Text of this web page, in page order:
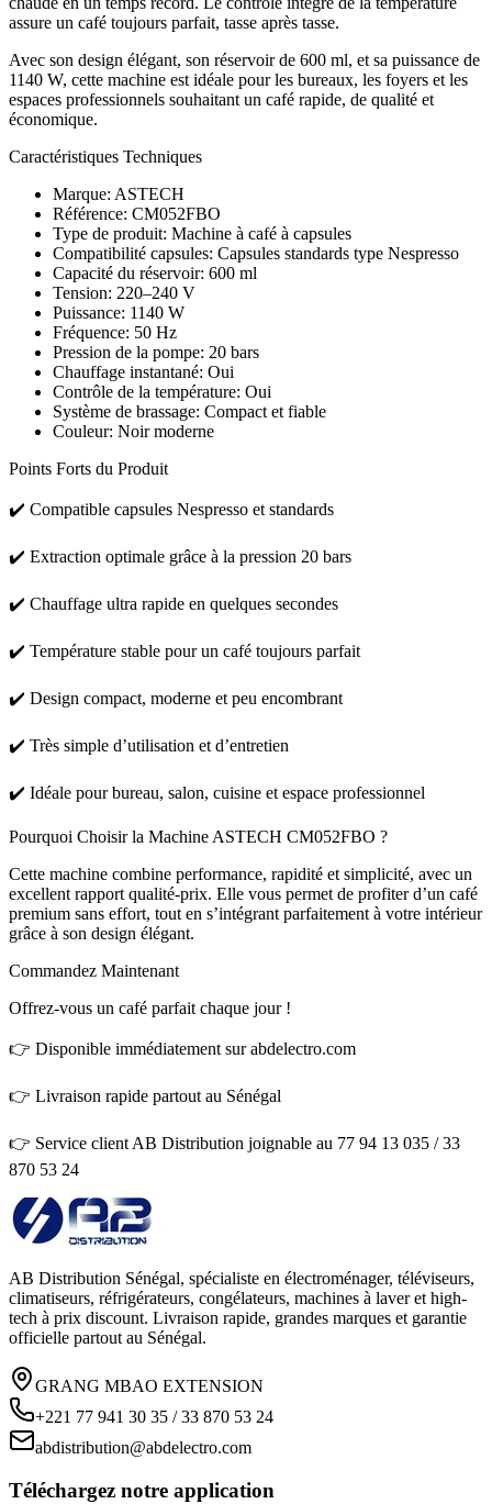
assure un café toujours parfait, tasse après tasse.
Avec son design élégant, son réservoir de 600 ml, et sa puissance de
1140 W, cette machine est idéale pour les bureaux, les foyers et les
espaces professionnels souhaitant un café rapide, de qualité et
économique.
Caractéristiques Techniques
Marque: ASTECH
Référence: CM052FBO
Type de produit: Machine à café à capsules
Compatibilité capsules: Capsules standards type Nespresso
Capacité du réservoir: 600 ml
Tension: 220–240 V
Puissance: 1140 W
Fréquence: 50 Hz
Pression de la pompe: 20 bars
Chauffage instantané: Oui
Contrôle de la température: Oui
Système de brassage: Compact et fiable
Couleur: Noir moderne
Points Forts du Produit
✔️ Compatible capsules Nespresso et standards
✔️ Extraction optimale grâce à la pression 20 bars
✔️ Chauffage ultra rapide en quelques secondes
✔️ Température stable pour un café toujours parfait
✔️ Design compact, moderne et peu encombrant
✔️ Très simple d’utilisation et d’entretien
✔️ Idéale pour bureau, salon, cuisine et espace professionnel
Pourquoi Choisir la Machine ASTECH CM052FBO ?
Cette machine combine performance, rapidité et simplicité, avec un
excellent rapport qualité-prix. Elle vous permet de profiter d’un café
premium sans effort, tout en s’intégrant parfaitement à votre intérieur
grâce à son design élégant.
Commandez Maintenant
Offrez-vous un café parfait chaque jour !
👉 Disponible immédiatement sur abdelectro.com
👉 Livraison rapide partout au Sénégal
👉 Service client AB Distribution joignable au 77 94 13 035 / 33
870 53 24
AB Distribution Sénégal, spécialiste en électroménager, téléviseurs,
climatiseurs, réfrigérateurs, congélateurs, machines à laver et high-
tech à prix discount. Livraison rapide, grandes marques et garantie
officielle partout au Sénégal.
GRANG MBAO EXTENSION
+221 77 941 30 35 / 33 870 53 24
abdistribution@abdelectro.com
Téléchargez notre application